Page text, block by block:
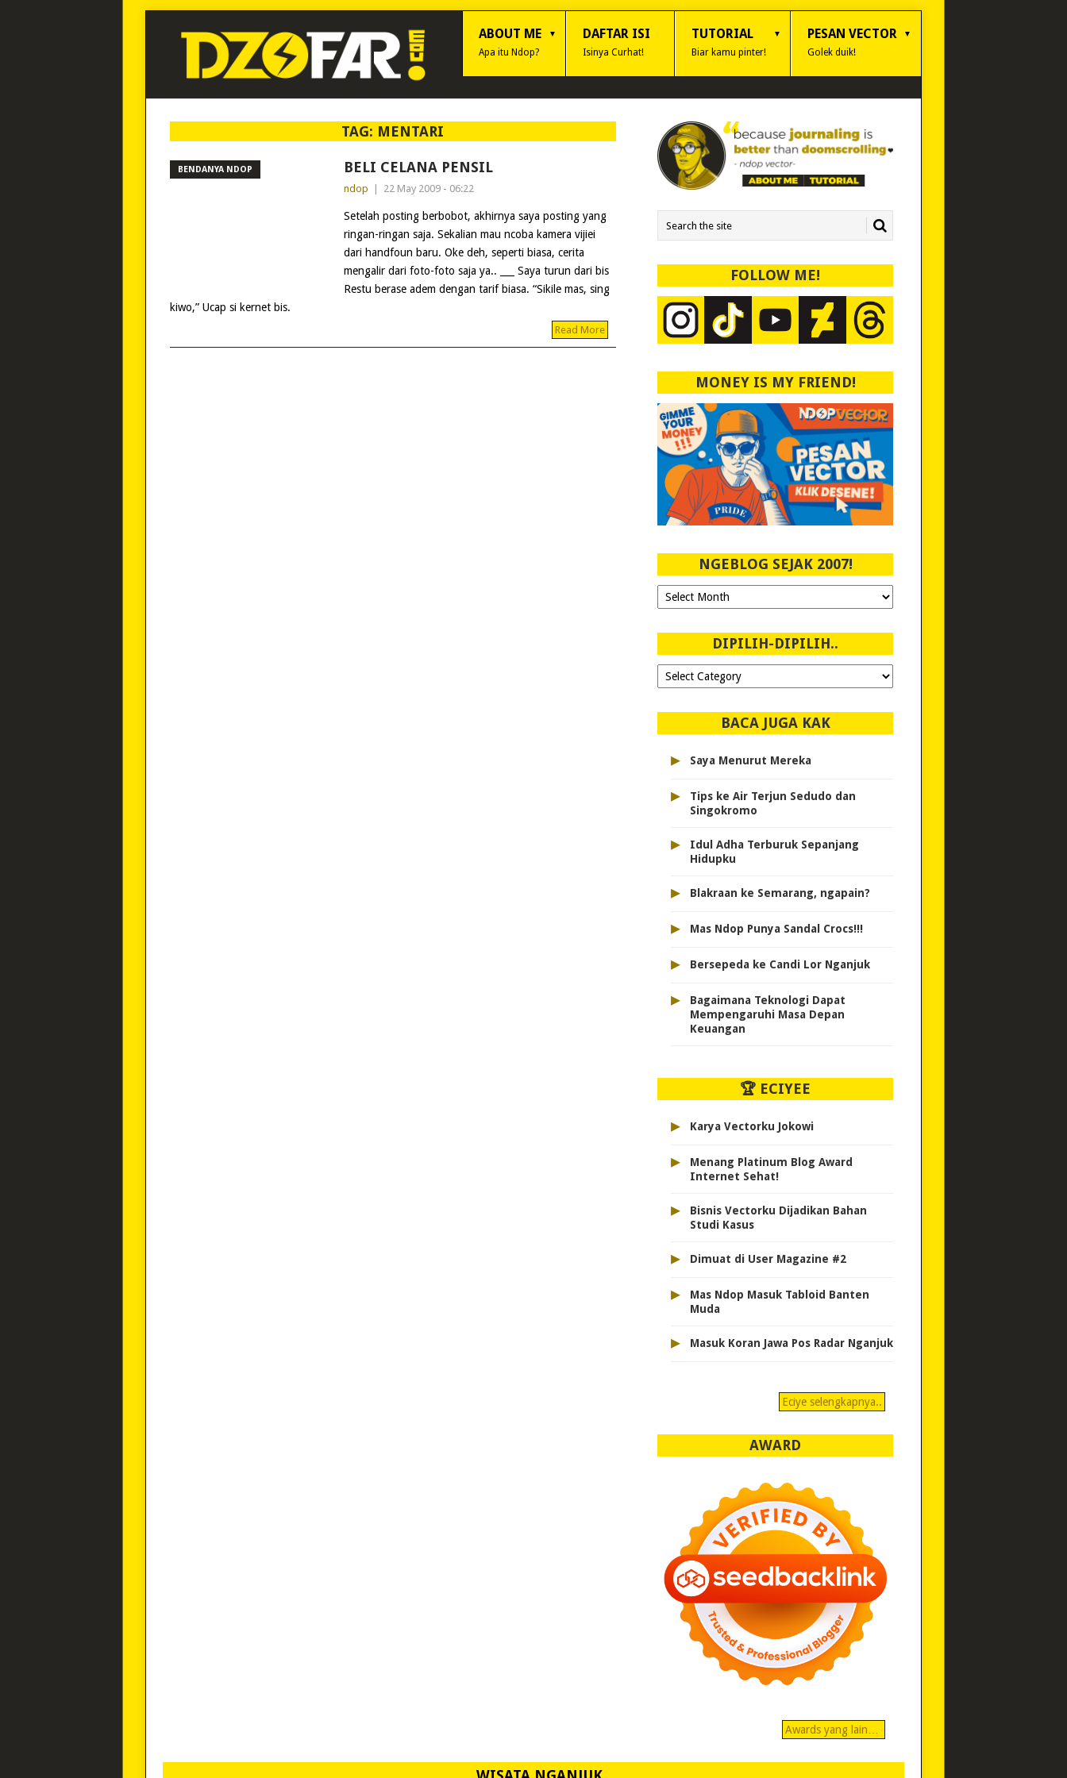
ABOUT ME
Apa itu Ndop?
DAFTAR ISI
Isinya Curhat!
TUTORIAL
Biar kamu pinter!
PESAN VECTOR
Golek duik!
TAG: MENTARI
BENDANYA NDOP BELI CELANA PENSIL
ndop 22 May 2009 - 06:22
Setelah posting berbobot, akhirnya saya posting yang
ringan-ringan saja. Sekalian mau ncoba kamera vijiei
dari handfoun baru. Oke deh, seperti biasa, cerita
mengalir dari foto-foto saja ya.. ___ Saya turun dari bis
Restu berase adem dengan tarif biasa. “Sikile mas, sing
kiwo,” Ucap si kernet bis.
Read More
FOLLOW ME!
MONEY IS MY FRIEND!
NGEBLOG SEJAK 2007!
Ngeblog
Sejak
DIPILIH-DIPILIH..
Dipilih-
dipilih..
BACA JUGA KAK
▸ Saya Menurut Mereka
▸
Tips ke Air Terjun Sedudo dan
Singokromo
▸
Idul Adha Terburuk Sepanjang
Hidupku
▸ Blakraan ke Semarang, ngapain?
▸ Mas Ndop Punya Sandal Crocs!!!
▸ Bersepeda ke Candi Lor Nganjuk
▸
Bagaimana Teknologi Dapat
Mempengaruhi Masa Depan
Keuangan
🏆 ECIYEE
▸ Karya Vectorku Jokowi
▸
Menang Platinum Blog Award
Internet Sehat!
▸
Bisnis Vectorku Dijadikan Bahan
Studi Kasus
▸ Dimuat di User Magazine #2
▸
Mas Ndop Masuk Tabloid Banten
Muda
▸ Masuk Koran Jawa Pos Radar Nganjuk
Eciye selengkapnya..
AWARD
Awards yang lain…